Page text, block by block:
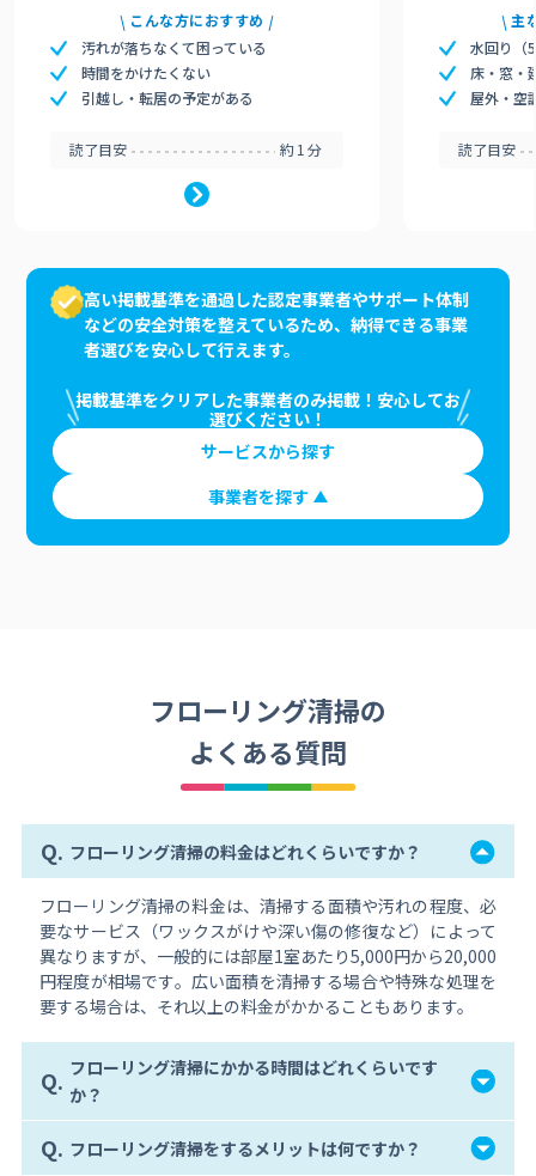
こんな方におすすめ
汚れが落ちなくて困っている
時間をかけたくない
引越し・転居の予定がある
読了目安 約1分
主
水回り（
床・窓・
屋外・空
読了目安
高い掲載基準を通過した認定事業者やサポート体制
などの安全対策を整えているため、納得できる事業
者選びを安心して行えます。
掲載基準をクリアした事業者のみ掲載！安心してお
選びください！
サービスから探す
事業者を探す
フローリング清掃の
よくある質問
Q. フローリング清掃の料金はどれくらいですか？
フローリング清掃の料金は、清掃する面積や汚れの程度、必
要なサービス（ワックスがけや深い傷の修復など）によって
異なりますが、一般的には部屋1室あたり5,000円から20,000
円程度が相場です。広い面積を清掃する場合や特殊な処理を
要する場合は、それ以上の料金がかかることもあります。
Q. フローリング清掃にかかる時間はどれくらいです
か？
Q. フローリング清掃をするメリットは何ですか？